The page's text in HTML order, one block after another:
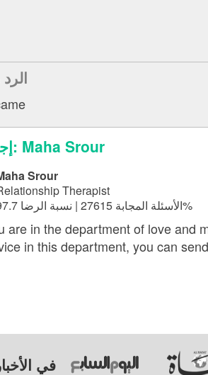
إجابة الخبير: Maha Srour
Srour
Therapist
الأسئلة المجابة 27615 | نسبة الرضا 97.7%
are in the department of love and
in this department, you can
في